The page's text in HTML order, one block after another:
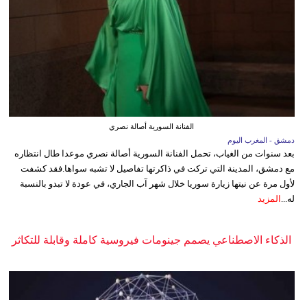
الفنانة السورية أصالة نصري
دمشق - المغرب اليوم
بعد سنوات من الغياب، تحمل الفنانة السورية أصالة نصري موعدا طال انتظاره
مع دمشق، المدينة التي تركت في ذاكرتها تفاصيل لا تشبه سواها.فقد كشفت
لأول مرة عن نيتها زيارة سوريا خلال شهر آب الجاري، في عودة لا تبدو بالنسبة
له... المزيد
الذكاء الاصطناعي يصمم جينومات فيروسية كاملة وقابلة للتكاثر